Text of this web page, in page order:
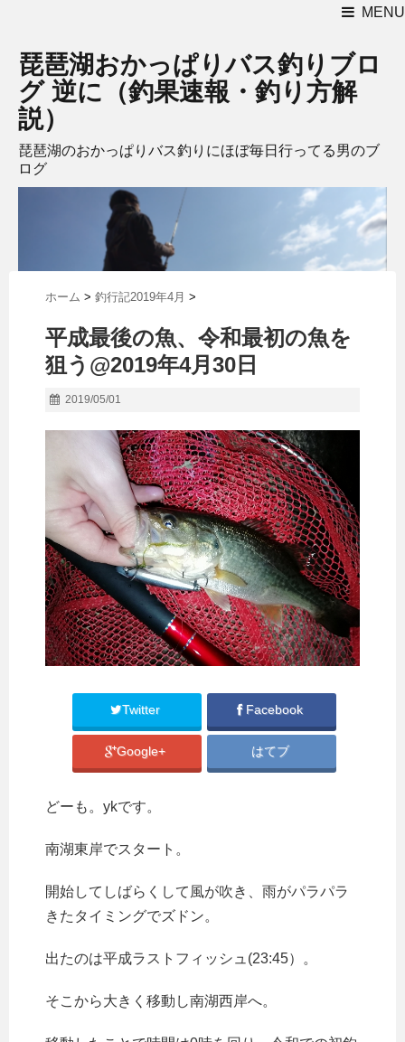
MENU
琵琶湖おかっぱりバス釣りブロ
グ 逆に（釣果速報・釣り方解
説）
琵琶湖のおかっぱりバス釣りにほぼ毎日行ってる男のブ
ログ
ホーム > 釣行記2019年4月 >
平成最後の魚、令和最初の魚を
狙う@2019年4月30日
2019/05/01
Twitter Facebook
Google+ はてブ
どーも。ykです。
南湖東岸でスタート。
開始してしばらくして風が吹き、雨がパラパラ
きたタイミングでズドン。
出たのは平成ラストフィッシュ(23:45）。
そこから大きく移動し南湖西岸へ。